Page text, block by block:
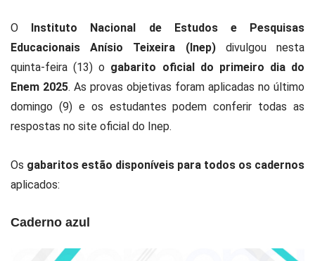
O Instituto Nacional de Estudos e Pesquisas
Educacionais Anísio Teixeira (Inep)divulgou nesta
quinta-feira (13) o gabarito oficial do primeiro dia do
Enem 2025. As provas objetivas foram aplicadas no último
domingo (9) e os estudantes podem conferir todas as
respostas no site oficial do Inep.
Os gabaritos estão disponíveis para todos os cadernos
aplicados:
Caderno azul